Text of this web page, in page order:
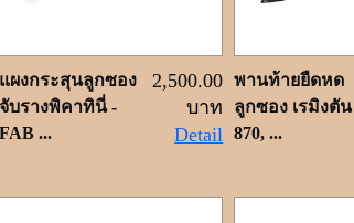
แผงกระสุนลูกซอง
จับรางพิคาทินี่ -
FAB ...
2,500.00
บาท
Detail
พานท้ายยืดหด
ลูกซอง เรมิงตัน
870, ...